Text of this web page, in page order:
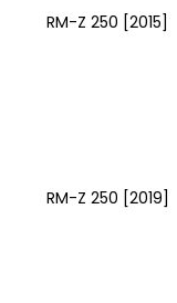
RM-Z 250 [2015]
RM-Z 250 [2019]